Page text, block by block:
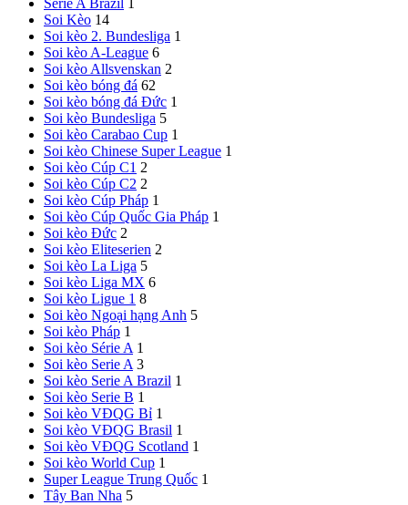
Soi Kèo 14
Soi kèo 2. Bundesliga 1
Soi kèo A-League 6
Soi kèo Allsvenskan 2
Soi kèo bóng đá 62
Soi kèo bóng đá Đức 1
Soi kèo Bundesliga 5
Soi kèo Carabao Cup 1
Soi kèo Chinese Super League 1
Soi kèo Cúp C1 2
Soi kèo Cúp C2 2
Soi kèo Cúp Pháp 1
Soi kèo Cúp Quốc Gia Pháp 1
Soi kèo Đức 2
Soi kèo Eliteserien 2
Soi kèo La Liga 5
Soi kèo Liga MX 6
Soi kèo Ligue 1 8
Soi kèo Ngoại hạng Anh 5
Soi kèo Pháp 1
Soi kèo Série A 1
Soi kèo Serie A 3
Soi kèo Serie A Brazil 1
Soi kèo Serie B 1
Soi kèo VĐQG Bỉ 1
Soi kèo VĐQG Brasil 1
Soi kèo VĐQG Scotland 1
Soi kèo World Cup 1
Super League Trung Quốc 1
Tây Ban Nha 5